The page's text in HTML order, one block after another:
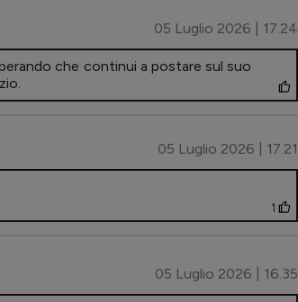
05 Luglio 2026 | 17.24
che continui a postare sul suo
05 Luglio 2026 | 17.21
1
05 Luglio 2026 | 16.35